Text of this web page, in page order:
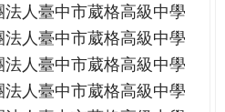
人臺中市葳格高級中學
人臺中市葳格高級中學
人臺中市葳格高級中學
人臺中市葳格高級中學